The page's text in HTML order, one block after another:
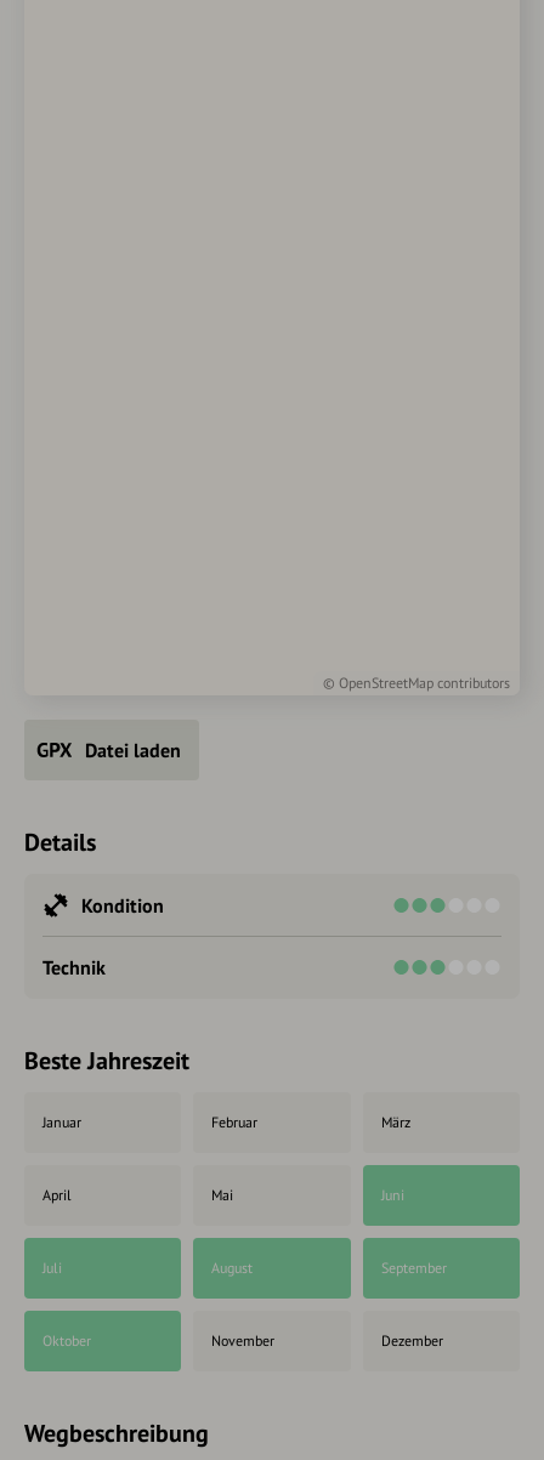
© OpenStreetMap contributors
Datei laden
Details
Kondition
Technik
Beste Jahreszeit
Januar Februar März
April Mai Juni
Juli August September
Oktober November Dezember
Wegbeschreibung